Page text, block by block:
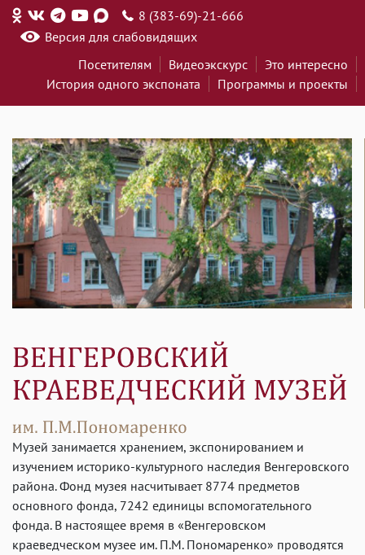
8 (383-69)-21-666
Версия для слабовидящих
Посетителям
Видеоэкскурс
Это интересно
История одного экспоната
Программы и проекты
Музей занимается хранением, экспонированием и
изучением историко-культурного наследия Венгеровского
района. Фонд музея насчитывает 8774 предметов
основного фонда, 7242 единицы вспомогательного
фонда. В настоящее время в «Венгеровском
краеведческом музее им. П.М. Пономаренко» проводятся